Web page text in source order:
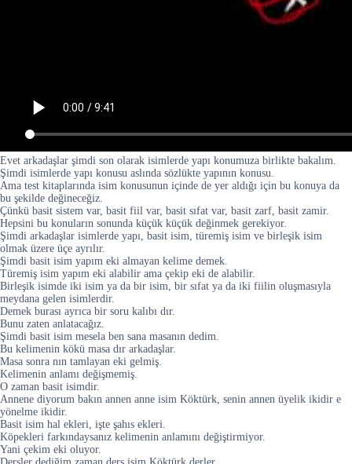
Evet arkadaşlar şimdi son olarak isimlerde yapı konumuza birlikte bakalım.
Şimdi isimlerde yapı konusu aslında sözlükte yapının konusu.
Ama test kitaplarında isim konusunun içinde de yer aldığı için bu konuya da
bu şekilde değineceğiz.
Çünkü basit sistem var, basit fiil var, basit sıfat var, basit zarf, basit zamir.
Hepsini bu konuların sonunda küçük küçük değinmek gerekiyor.
Şimdi arkadaşlar isimlerde yapı, basit isim, türemiş isim ve birleşik isim
olmak üzere üçe ayrılır.
Şimdi basit isim yapım eki almayan kelime demek.
Türemiş isim yapım eki alabilir ama çekip eki de alabilir.
Birleşik isimde iki isim ya da bir isim, bir sıfat ya da iki fiilin oluşmasıyla
meydana gelen isimlerdir.
Demek burası ayrıca bir soru kalıbı dır.
Bunu zaten anlatacağız.
Şimdi basit isim mesela ben sana masanın dedim.
Bu kelimenin kökü masa dır arkadaşlar.
Masa sonra nın tamlayan eki gelmiş.
Kelimenin anlamı değişmemiş.
O zaman basit isimdir.
Annene diyorum bakın annen anne isim Köktürk, senin annen üyelik ikidir e
yönelme ikidir.
Basit isim hal ekleri, işte şahıs ekleri.
Köpekleri farkındaysanız kelimenin anlamını değiştirmiyor.
Yani çekim eki oluyor.